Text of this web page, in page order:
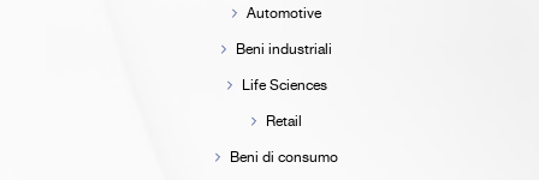
Automotive
Beni industriali
Life Sciences
Retail
Beni di consumo